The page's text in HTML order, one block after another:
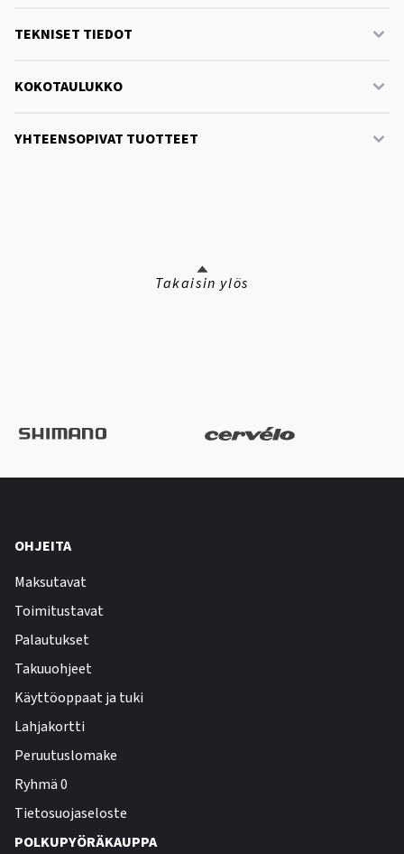
TEKNISET TIEDOT
KOKOTAULUKKO
YHTEENSOPIVAT TUOTTEET
Takaisin ylös
OHJEITA
Maksutavat
Toimitustavat
Palautukset
Takuuohjeet
Käyttöoppaat ja tuki
Lahjakortti
Peruutuslomake
Ryhmä 0
Tietosuojaseloste
POLKUPYÖRÄKAUPPA